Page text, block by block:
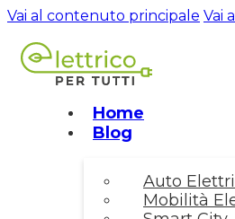
Vai al contenuto principale Vai
Home
Blog
Auto
Mobilità